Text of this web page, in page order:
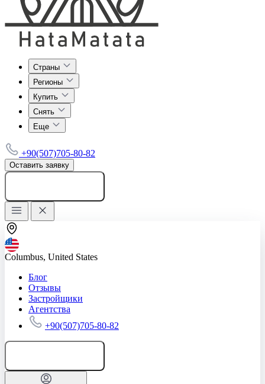
Страны
Регионы
Купить
Снять
Еще
+90(507)705-80-82
Оставить заявку
Columbus, United States
Блог
Отзывы
Застройщики
Агентства
+90(507)705-80-82